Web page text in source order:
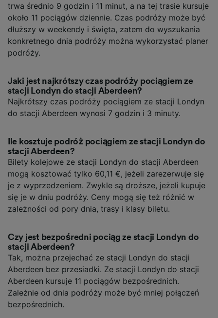
trwa średnio 9 godzin i 11 minut, a na tej trasie kursuje
około 11 pociągów dziennie. Czas podróży może być
dłuższy w weekendy i święta, zatem do wyszukania
konkretnego dnia podróży można wykorzystać planer
podróży.
Jaki jest najkrótszy czas podróży pociągiem ze
stacji Londyn do stacji Aberdeen?
Najkrótszy czas podróży pociągiem ze stacji Londyn
do stacji Aberdeen wynosi 7 godzin i 3 minuty.
Ile kosztuje podróż pociągiem ze stacji Londyn do
stacji Aberdeen?
Bilety kolejowe ze stacji Londyn do stacji Aberdeen
mogą kosztować tylko 60,11 €, jeżeli zarezerwuje się
je z wyprzedzeniem. Zwykle są droższe, jeżeli kupuje
się je w dniu podróży. Ceny mogą się też różnić w
zależności od pory dnia, trasy i klasy biletu.
Czy jest bezpośredni pociąg ze stacji Londyn do
stacji Aberdeen?
Tak, można przejechać ze stacji Londyn do stacji
Aberdeen bez przesiadki. Ze stacji Londyn do stacji
Aberdeen kursuje 11 pociągów bezpośrednich.
Zależnie od dnia podróży może być mniej połączeń
bezpośrednich.